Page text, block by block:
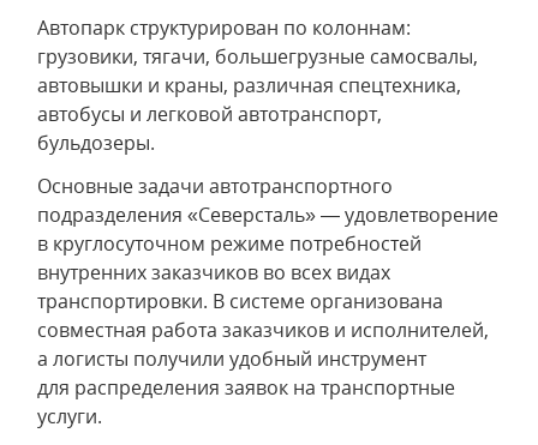
Автопарк структурирован по колоннам:
грузовики, тягачи, большегрузные самосвалы,
автовышки и краны, различная спецтехника,
автобусы и легковой автотранспорт,
бульдозеры.
Основные задачи автотранспортного
подразделения «Северсталь» — удовлетворение
в круглосуточном режиме потребностей
внутренних заказчиков во всех видах
транспортировки. В системе организована
совместная работа заказчиков и исполнителей,
а логисты получили удобный инструмент
для распределения заявок на транспортные
услуги.